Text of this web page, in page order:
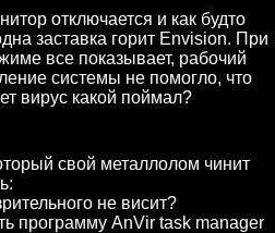
отключается и как будто
заставка горит Envision. При
все показывает, рабочий
системы не помогло, что
вирус какой поймал?
свой металлолом чинит
не висит?
программу AnVir task manager